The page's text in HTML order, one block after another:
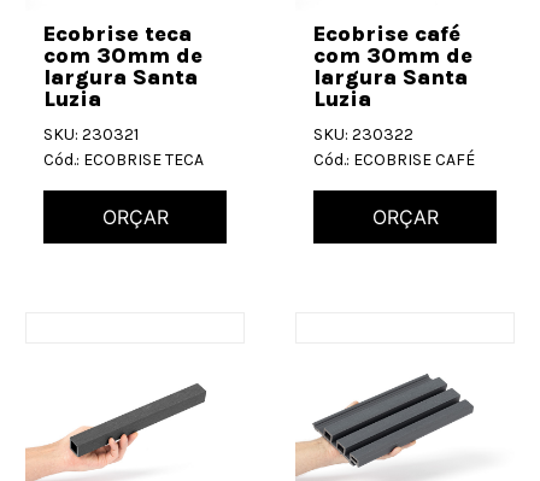
Ecobrise teca
com 30mm de
largura Santa
Luzia
SKU: 230321
Cód.: ECOBRISE TECA
ORÇAR
Ecobrise café
com 30mm de
largura Santa
Luzia
SKU: 230322
Cód.: ECOBRISE CAFÉ
ORÇAR